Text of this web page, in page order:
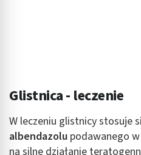
Glistnica - leczenie
W leczeniu glistnicy stosuje
albendazolu podawanego
na silne działanie